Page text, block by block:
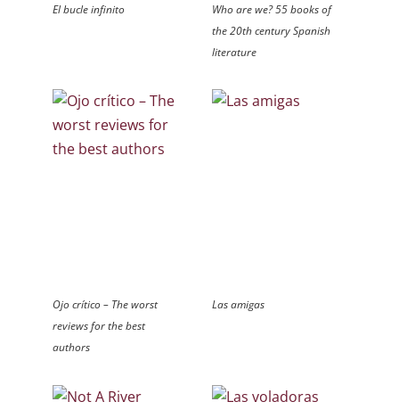
El bucle infinito
Who are we? 55 books of
the 20th century Spanish
literature
Ojo crítico – The worst
reviews for the best
authors
Las amigas